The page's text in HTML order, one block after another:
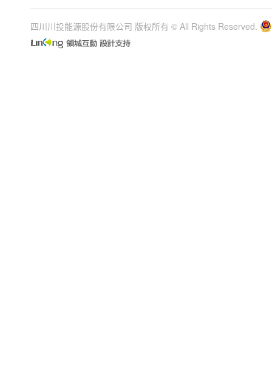
四川川投能源股份有限公司 版权所有 © All Rights Reserved.